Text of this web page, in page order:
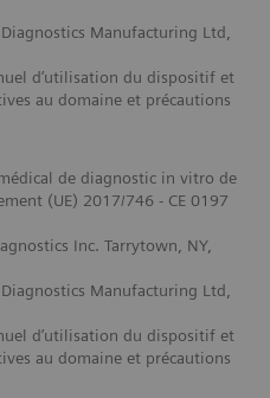
Manufacturing Ltd,
d’utilisation du dispositif et
au domaine et précautions
de diagnostic in vitro de
(UE) 2017/746 - CE 0197
Inc. Tarrytown, NY,
Manufacturing Ltd,
d’utilisation du dispositif et
au domaine et précautions